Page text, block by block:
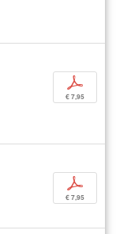
p
€ 7,95
p
€ 7,95